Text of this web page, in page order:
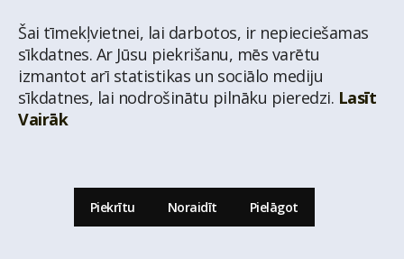
Šai tīmekļvietnei, lai darbotos, ir nepieciešamas
sīkdatnes. Ar Jūsu piekrišanu, mēs varētu
izmantot arī statistikas un sociālo mediju
sīkdatnes, lai nodrošinātu pilnāku pieredzi. Lasīt
Vairāk
Piekrītu Noraidīt Pielāgot
© Nekustamo īpašumu aģentūra Latio.